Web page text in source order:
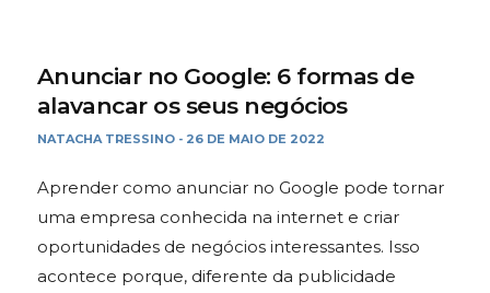
Anunciar no Google: 6 formas de
alavancar os seus negócios
NATACHA TRESSINO - 26 DE MAIO DE 2022
Aprender como anunciar no Google pode tornar
uma empresa conhecida na internet e criar
oportunidades de negócios interessantes. Isso
acontece porque, diferente da publicidade